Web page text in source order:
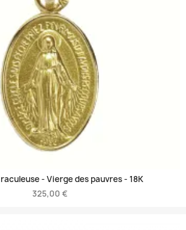
- Vierge des pauvres - 18K
325,00 €